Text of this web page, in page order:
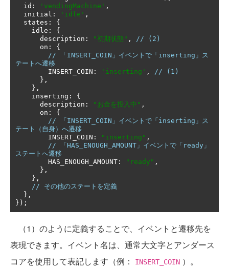
  id
: 'vendingMachine' ,
  initial
: 'idle' ,
  states
:
{
    idle
:
{
      description
: "初期状態" ,
// (2)
      on
:
{
// 「INSERT_COIN」イベントで「inserting」ス
テートへ遷移
        INSERT_COIN
: 'inserting' ,
// (1)
},
},
    inserting
:
{
      description
: "お金を投入中" ,
      on
:
{
// 「INSERT_COIN」イベントで「inserting」ス
テート（自身）へ遷移
        INSERT_COIN
: "inserting" ,
// 「HAS_ENOUGH_AMOUNT」イベントで「ready」
ステートへ遷移
        HAS_ENOUGH_AMOUNT
: "ready" ,
},
},
// その他のステートを定義
},
});
（1）のように定義することで、イベントと遷移先を
表現できます。イベント名は、通常大文字とアンダース
コアを使用して表記します（例：
INSERT_COIN ）。